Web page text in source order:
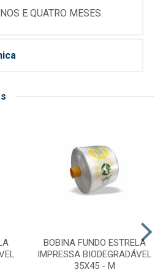
E QUATRO MESES.
BOBINA FUNDO ESTRELA
IMPRESSA BIODEGRADÁVEL
35X45 - M